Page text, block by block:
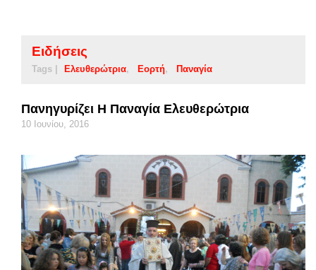
Ειδήσεις
Tags | Ελευθερώτρια Εορτή Παναγία
Πανηγυρίζει Η Παναγία Ελευθερώτρια
10 Ιουνίου, 2016